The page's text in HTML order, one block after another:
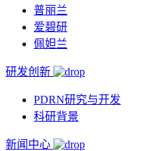
普丽兰
爱碧研
佩妲兰
研发创新
PDRN研究与开发
科研背景
新闻中心